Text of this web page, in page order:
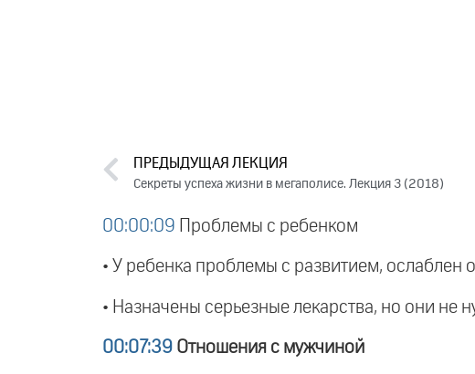
ПРЕДЫДУЩАЯ ЛЕКЦИЯ
Секреты успеха жизни в мегаполисе. Лекция 3 (2018)
00:00:09 Проблемы с ребенком
• У ребенка проблемы с развитием, ослаблен
• Назначены серьезные лекарства, но они не
00:07:39 Отношения с мужчиной